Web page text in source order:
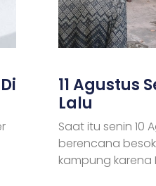
11 Agustus
Lalu
Saat itu senin 10
berencana
kampung karena